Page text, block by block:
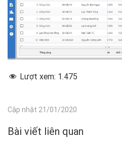
Lượt xem: 1.475
Cập nhật 21/01/2020
Bài viết liên quan